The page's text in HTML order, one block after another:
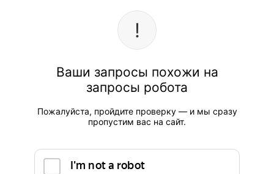
Ваши запросы похожи на
запросы робота
Пожалуйста, пройдите проверку — и мы сразу
пропустим вас на сайт.